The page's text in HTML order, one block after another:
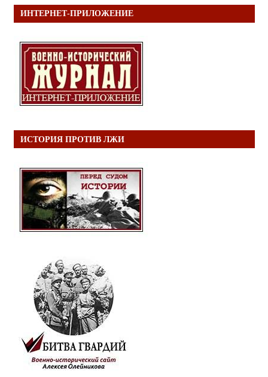
ИНТЕРНЕТ-ПРИЛОЖЕНИЕ
ИСТОРИЯ ПРОТИВ ЛЖИ